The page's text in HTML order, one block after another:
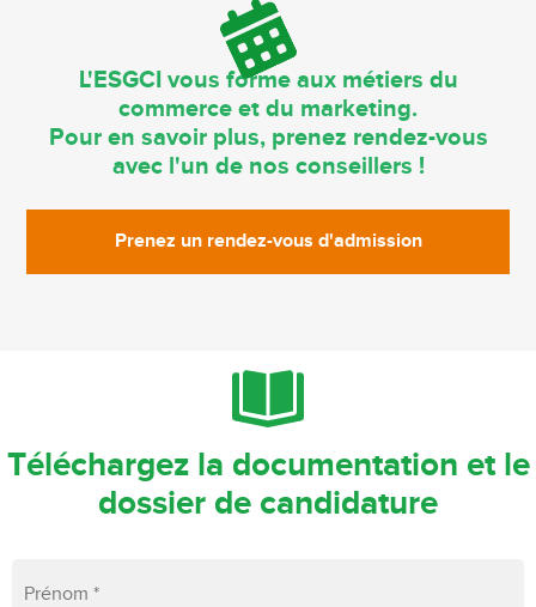
L'ESGCI vous forme aux métiers du
commerce et du marketing.
Pour en savoir plus, prenez rendez-vous
avec l'un de nos conseillers !
Prenez un rendez-vous d'admission
Téléchargez la documentation et le
dossier de candidature